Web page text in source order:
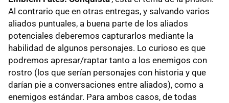
Al contrario que en otras entregas, y salvando varios
aliados puntuales, a buena parte de los aliados
potenciales deberemos capturarlos mediante la
habilidad de algunos personajes. Lo curioso es que
podremos apresar/raptar tanto a los enemigos con
rostro (los que serían personajes con historia y que
darían pie a conversaciones entre aliados), como a
enemigos estándar. Para ambos casos, de todas